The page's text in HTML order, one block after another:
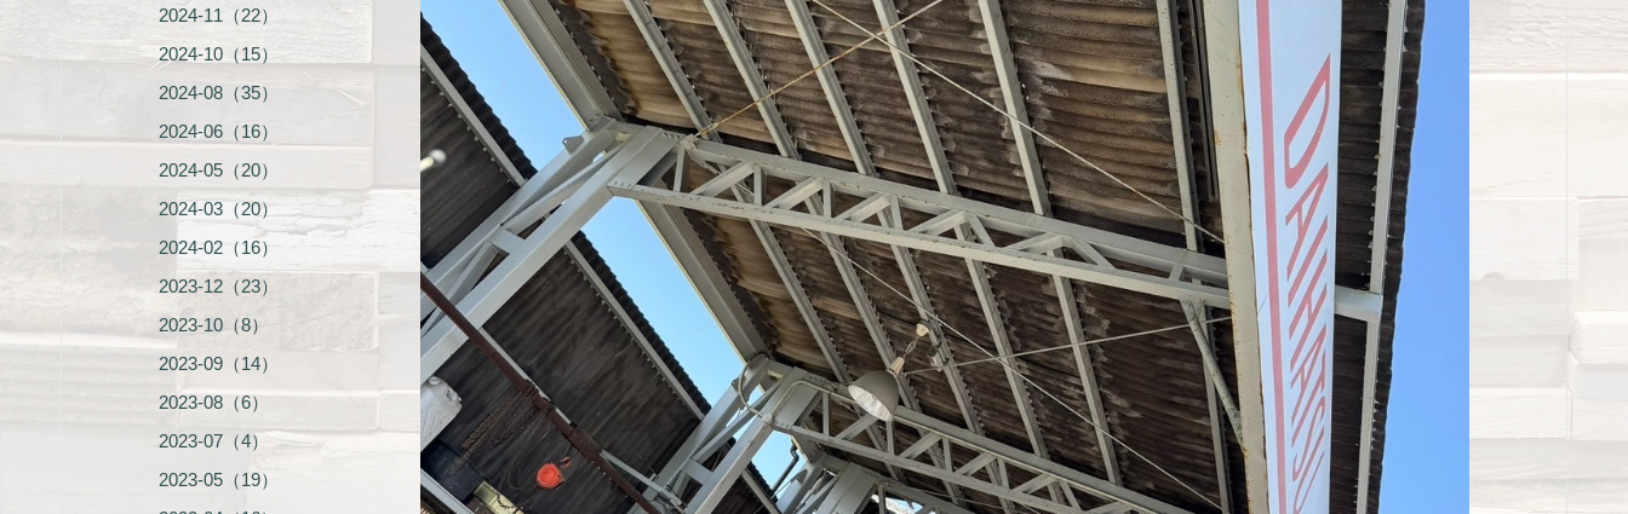
2024-11（22）
2024-10（15）
2024-08（35）
2024-06（16）
2024-05（20）
2024-03（20）
2024-02（16）
2023-12（23）
2023-10（8）
2023-09（14）
2023-08（6）
2023-07（4）
2023-05（19）